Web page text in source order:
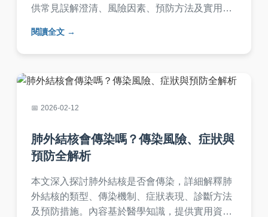
供常見誤解澄清、風險因素、預防方法及實用問
懼，內容基於專業知識與真實案例。
閱讀全文
2026-02-12
肺外結核會傳染嗎？傳染風險、症狀與
預防全解析
本文深入探討肺外結核是否會傳染，詳細解釋肺
外結核的類型、傳染機制、症狀表現、診斷方法
及預防措施。內容基於醫學知識，提供實用資